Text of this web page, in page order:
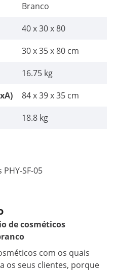
Branco
40 x 30 x 80
30 x 35 x 80 cm
16.75 kg
84 x 39 x 35 cm
18.8 kg
SF-05
de cosméticos
com os quais
os seus clientes, porque